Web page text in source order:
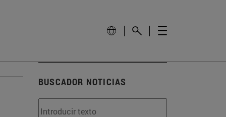
BUSCADOR NOTICIAS